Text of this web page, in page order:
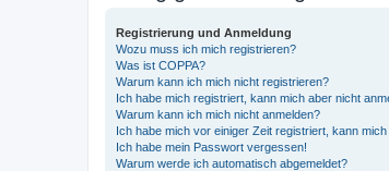
Registrierung und Anmeldung
Wozu muss ich mich registrieren?
Was ist COPPA?
Warum kann ich mich nicht registrieren?
Ich habe mich registriert, kann mich aber nicht
Warum kann ich mich nicht anmelden?
Ich habe mich vor einiger Zeit registriert, kann
Ich habe mein Passwort vergessen!
Warum werde ich automatisch abgemeldet?